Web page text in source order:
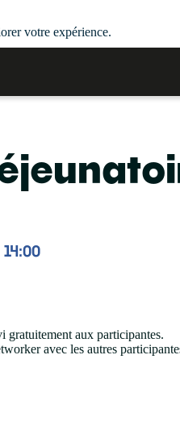
14:00
gratuitement aux participantes.
votre expérience.